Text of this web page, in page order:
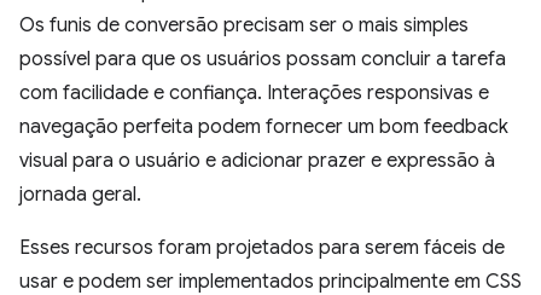
Os funis de conversão precisam ser o mais simples
possível para que os usuários possam concluir a tarefa
com facilidade e confiança. Interações responsivas e
navegação perfeita podem fornecer um bom feedback
visual para o usuário e adicionar prazer e expressão à
jornada geral.
Esses recursos foram projetados para serem fáceis de
usar e podem ser implementados principalmente em CSS